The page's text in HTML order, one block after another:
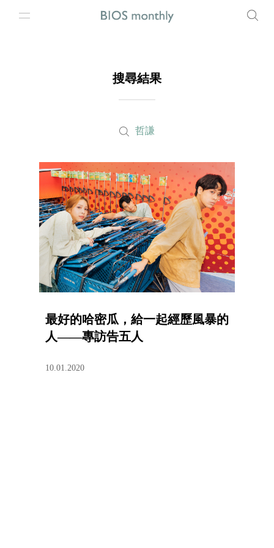
搜尋結果
哲謙
最好的哈密瓜，給一起經歷風暴的
人——專訪告五人
10.01.2020